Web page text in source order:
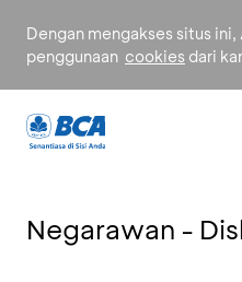
Dengan mengakses situs
penggunaan cookies dari
Negarawan -